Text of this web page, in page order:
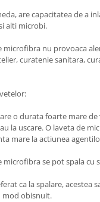
accesorii
TANOS
are capacitatea de a
alti microbi.
microfibra nu provoaca
curatenie sanitara,
o durata foarte mare de
la uscare. O laveta de
mare la actiunea
microfibra se pot spala
ca la spalare, acestea
mod obisnuit.